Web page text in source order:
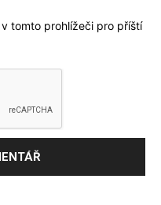
tomto prohlížeči pro příští